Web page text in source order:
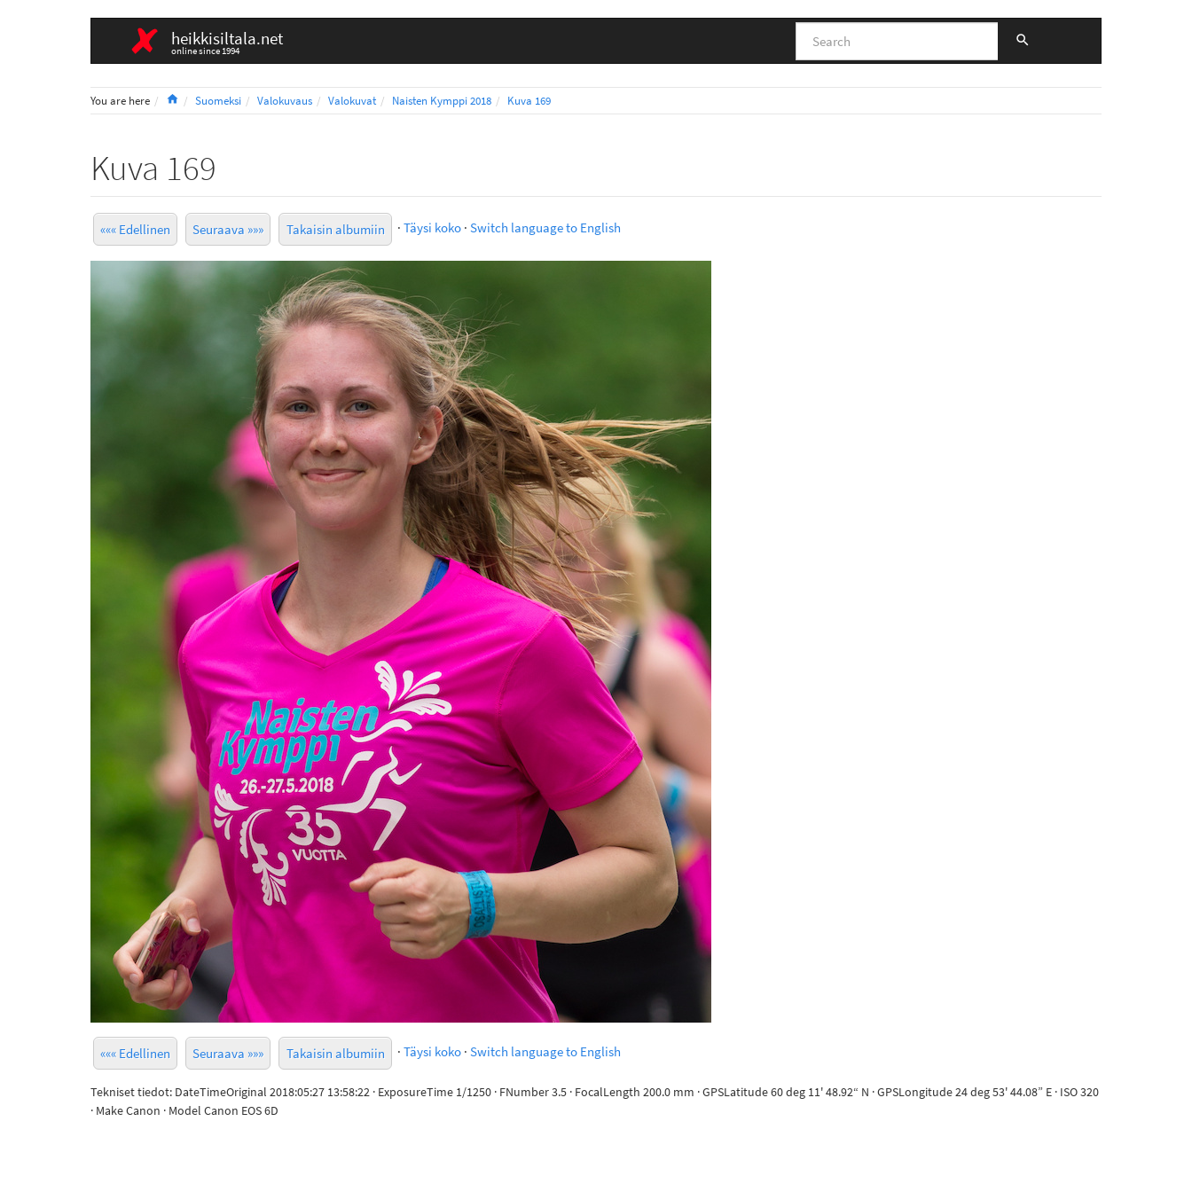
heikkisiltala.net
online since 1994
You are here HomeSuomeksi Valokuvaus Valokuvat Naisten Kymppi 2018 Kuva 169
Kuva 169
««« Edellinen Seuraava »»» Takaisin albumiin · Täysi koko · Switch language to English
««« Edellinen Seuraava »»» Takaisin albumiin · Täysi koko · Switch language to English
Tekniset tiedot: DateTimeOriginal 2018:05:27 13:58:22 · ExposureTime 1/1250 · FNumber 3.5 · FocalLength 200.0 mm · GPSLatitude 60 deg 11' 48.92“ N · GPSLongitude 24 deg 53' 44.08” E · ISO 320
· Make Canon · Model Canon EOS 6D